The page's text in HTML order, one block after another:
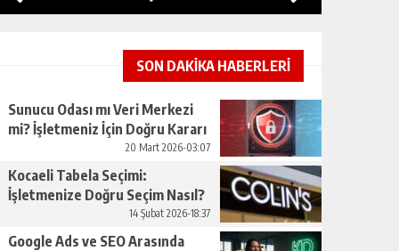
SON DAKİKA HABERLERİ
Sunucu Odası mı Veri Merkezi
mi? İşletmeniz İçin Doğru Kararı
20 Mart 2026-03:07
Kocaeli Tabela Seçimi:
İşletmenize Doğru Seçim Nasıl?
14 Şubat 2026-18:37
Google Ads ve SEO Arasında